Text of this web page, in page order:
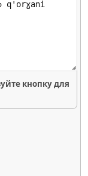
кнопку для